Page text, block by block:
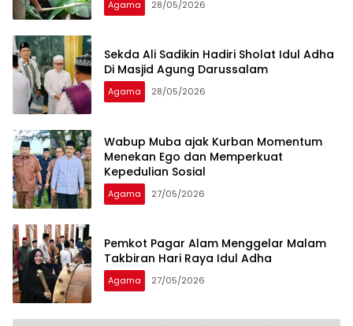
Agama 28/05/2026
Sekda Ali Sadikin Hadiri Sholat Idul Adha
Di Masjid Agung Darussalam
Agama 28/05/2026
Wabup Muba ajak Kurban Momentum
Menekan Ego dan Memperkuat
Kepedulian Sosial
Agama 27/05/2026
Pemkot Pagar Alam Menggelar Malam
Takbiran Hari Raya Idul Adha
Agama 27/05/2026